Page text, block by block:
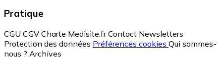
Pratique
CGU CGV Charte Medisite.fr Contact Newsletters
Protection des données Préférences cookies Qui sommes-
nous ? Archives